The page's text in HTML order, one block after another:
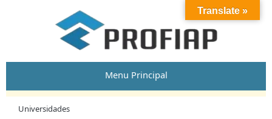
Menu Principal
Universidades
Translate »